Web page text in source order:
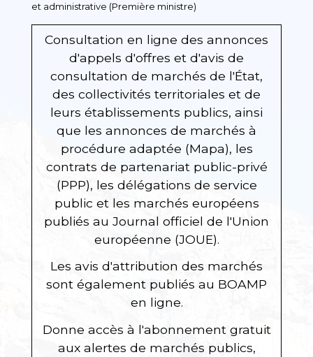
et administrative (Première ministre)
Consultation en ligne des annonces
d'appels d'offres et d'avis de
consultation de marchés de l'État,
des collectivités territoriales et de
leurs établissements publics, ainsi
que les annonces de marchés à
procédure adaptée (Mapa), les
contrats de partenariat public-privé
(PPP), les délégations de service
public et les marchés européens
publiés au Journal officiel de l'Union
européenne (JOUE).
Les avis d'attribution des marchés
sont également publiés au BOAMP
en ligne.
Donne accès à l'abonnement gratuit
aux alertes de marchés publics,